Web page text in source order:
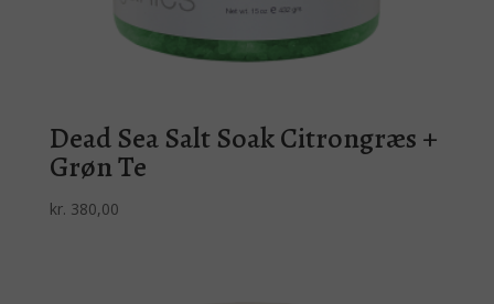
Dead Sea Salt Soak Citrongræs +
Grøn Te
kr. 380,00